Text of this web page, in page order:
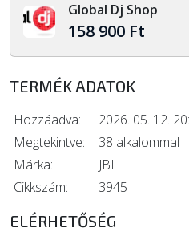
Global Dj Shop
158 900 Ft
TERMÉK ADATOK
Hozzáadva:
2026. 05. 12.
Megtekintve:
38 alkalommal
Márka:
JBL
Cikkszám:
3945
ELÉRHETŐSÉG